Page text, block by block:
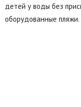
детей у воды без
оборудованные пляжи.